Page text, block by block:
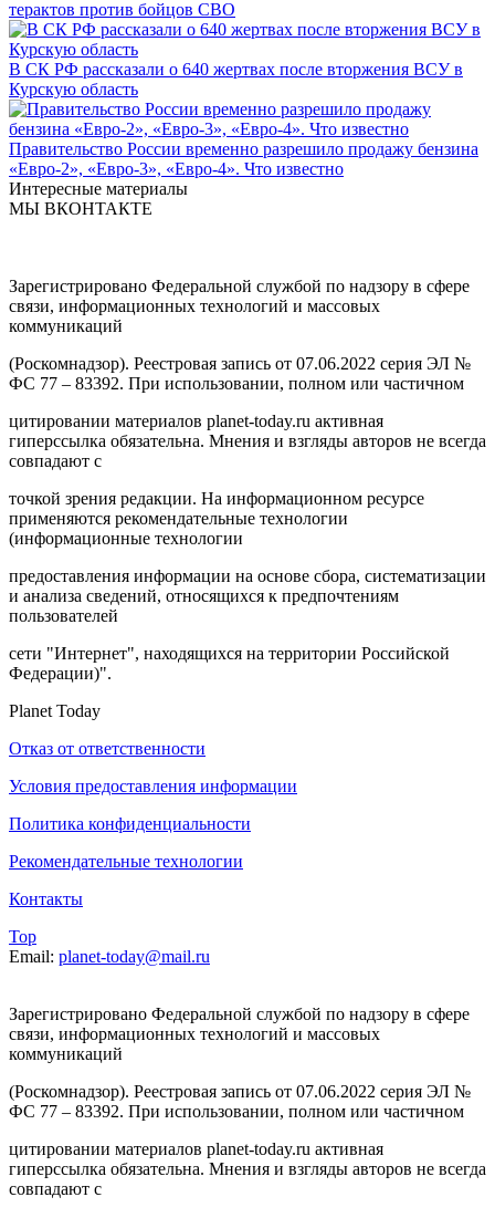
терактов против бойцов СВО
В СК РФ рассказали о 640 жертвах после вторжения ВСУ в
Курскую область
Правительство России временно разрешило продажу бензина
«Евро-2», «Евро-3», «Евро-4». Что известно
Интересные материалы
МЫ ВКОНТАКТЕ
Зарегистрировано Федеральной службой по надзору в сфере
связи, информационных технологий и массовых
коммуникаций
(Роскомнадзор). Реестровая запись от 07.06.2022 серия ЭЛ №
ФС 77 – 83392. При использовании, полном или частичном
цитировании материалов planet-today.ru активная
гиперссылка обязательна. Мнения и взгляды авторов не всегда
совпадают с
точкой зрения редакции. На информационном ресурсе
применяются рекомендательные технологии
(информационные технологии
предоставления информации на основе сбора, систематизации
и анализа сведений, относящихся к предпочтениям
пользователей
сети "Интернет", находящихся на территории Российской
Федерации)".
Planet Today
Отказ от ответственности
Условия предоставления информации
Политика конфиденциальности
Рекомендательные технологии
Контакты
Top
Email: planet-today@mail.ru
Зарегистрировано Федеральной службой по надзору в сфере
связи, информационных технологий и массовых
коммуникаций
(Роскомнадзор). Реестровая запись от 07.06.2022 серия ЭЛ №
ФС 77 – 83392. При использовании, полном или частичном
цитировании материалов planet-today.ru активная
гиперссылка обязательна. Мнения и взгляды авторов не всегда
совпадают с